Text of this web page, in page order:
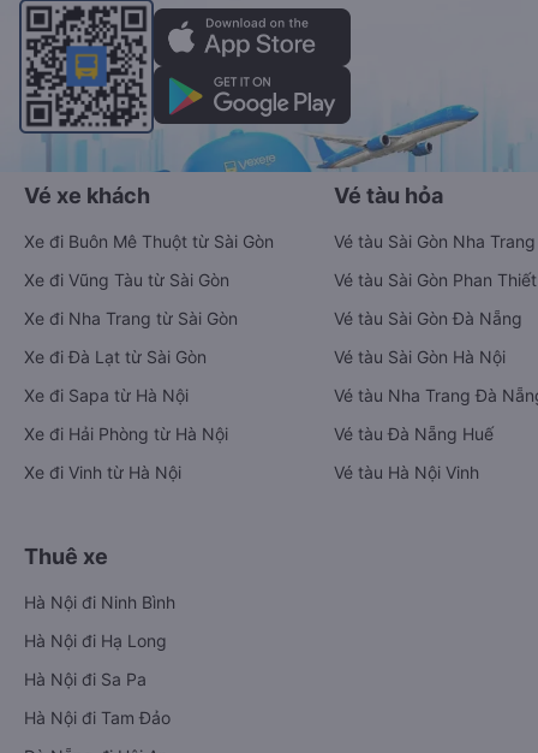
Vé xe khách
Xe đi Buôn Mê Thuột từ Sài Gòn
Xe đi Vũng Tàu từ Sài Gòn
Xe đi Nha Trang từ Sài Gòn
Xe đi Đà Lạt từ Sài Gòn
Xe đi Sapa từ Hà Nội
Xe đi Hải Phòng từ Hà Nội
Xe đi Vinh từ Hà Nội
Vé tàu hỏa
Vé tàu Sài Gòn Nha Trang
Vé tàu Sài Gòn Phan Thiết
Vé tàu Sài Gòn Đà Nẵng
Vé tàu Sài Gòn Hà Nội
Vé tàu Nha Trang Đà
Vé tàu Đà Nẵng Huế
Vé tàu Hà Nội Vinh
Thuê xe
Hà Nội đi Ninh Bình
Hà Nội đi Hạ Long
Hà Nội đi Sa Pa
Hà Nội đi Tam Đảo